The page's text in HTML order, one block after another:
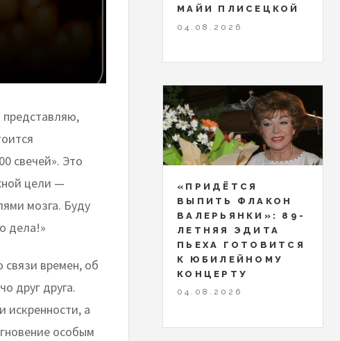
свечей». Это
цели —
мозга. Буду
дела!»
времен, об
друг друга.
искренности, а
особым
МАЙИ ПЛИСЕЦКОЙ
04.08.2026
«ПРИДЁТСЯ
ВЫПИТЬ ФЛАКОН
ВАЛЕРЬЯНКИ»: 89-
ЛЕТНЯЯ ЭДИТА
ПЬЕХА ГОТОВИТСЯ
К ЮБИЛЕЙНОМУ
КОНЦЕРТУ
04.08.2026